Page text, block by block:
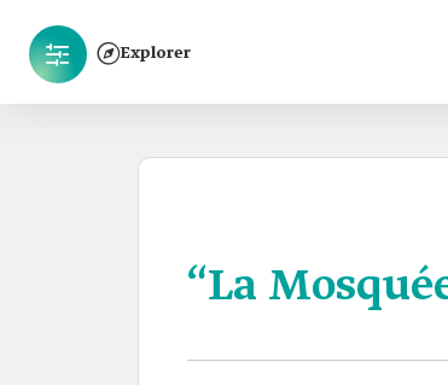
Explorer
“La